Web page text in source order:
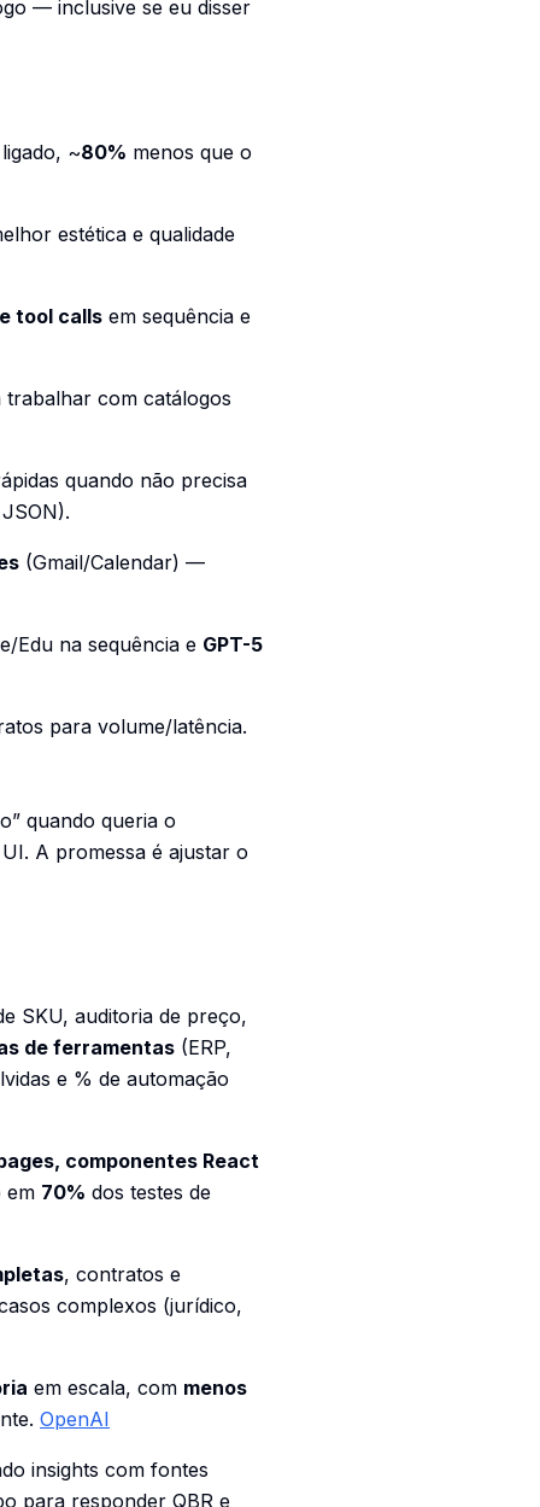
— inclusive se eu disser
~80% menos que o
estética e qualidade
tool calls em sequência e
com catálogos
quando não precisa
(Gmail/Calendar) —
Edu na sequência e GPT-5
para volume/latência.
quando queria o
A promessa é ajustar o
SKU, auditoria de preço,
de ferramentas (ERP,
e % de automação
componentes React
em 70% dos testes de
, contratos e
complexos (jurídico,
em escala, com menos
OpenAI
insights com fontes
para responder QBR e